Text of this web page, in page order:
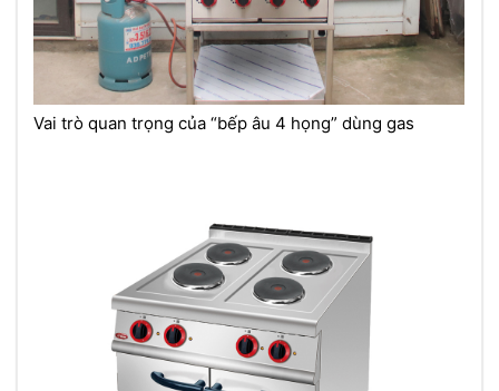
Vai trò quan trọng của “bếp âu 4 họng” dùng gas